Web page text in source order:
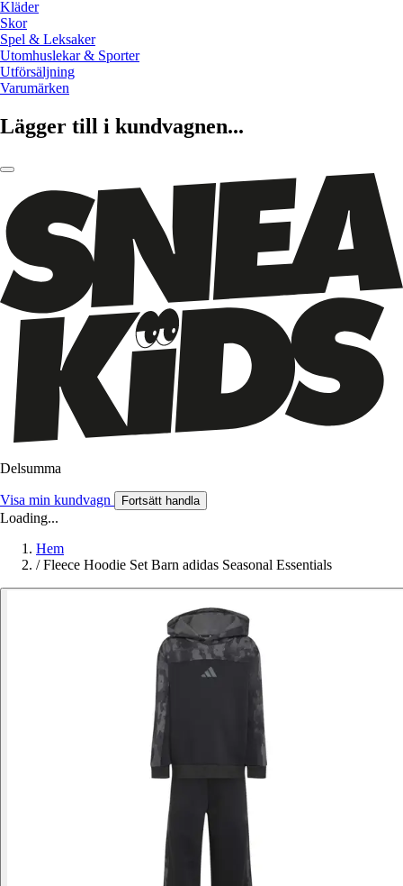
Kläder
Skor
Spel & Leksaker
Utomhuslekar & Sporter
Utförsäljning
Varumärken
Lägger till i kundvagnen...
Delsumma
Visa min kundvagn Fortsätt handla
Loading...
Hem
/ Fleece Hoodie Set Barn adidas Seasonal Essentials